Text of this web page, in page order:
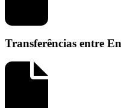
Transferências entre